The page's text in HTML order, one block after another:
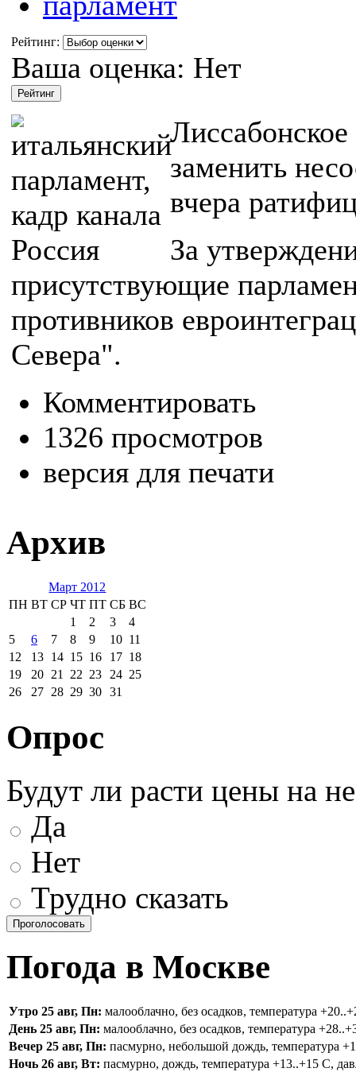
Рейтинг:
Ваша оценка: Нет
заменить
вчера
За
присутствующие
противников
Севера".
Комментировать
1326 просмотров
версия для печати
Архив
Март 2012
ПН ВТ СР ЧТ ПТ СБ ВС
1
2 3
4
5
6 7 8 9 10 11
12
13 14 15 16 17 18
19
20 21 22 23 24 25
26
27 28 29 30 31
Опрос
Будут ли расти цены на
Да
Нет
Трудно сказать
Погода в Москве
Утро 25 авг, Пн: малооблачно, без осадков, температура
День 25 авг, Пн: малооблачно, без осадков, температура
Вечер 25 авг, Пн: пасмурно, небольшой дождь, температура
Ночь 26 авг, Вт: пасмурно, дождь, температура +13..+15 С,